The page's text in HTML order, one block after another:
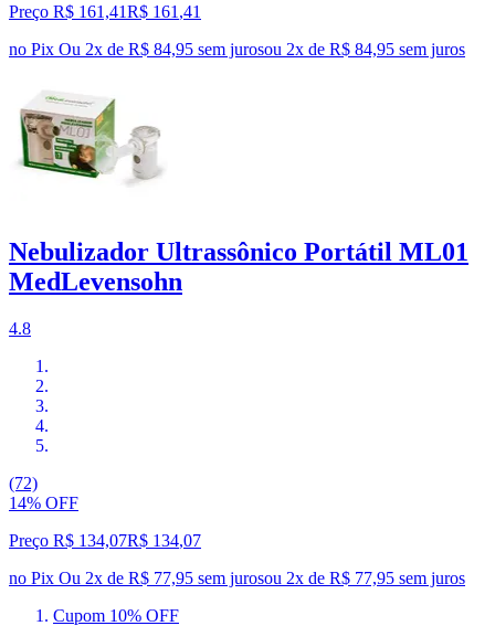
Preço R$ 161,41R$ 161 ,41
no Pix Ou 2x de R$ 84,95 sem jurosou 2x de R$ 84,95 sem juros
Nebulizador Ultrassônico Portátil ML01
MedLevensohn
4.8
(72)
14% OFF
Preço R$ 134,07R$ 134,07
no Pix Ou 2x de R$ 77,95 sem jurosou 2x de R$ 77,95 sem juros
Cupom 10% OFF